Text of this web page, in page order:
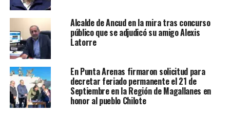
Alcalde de Ancud en la mira tras concurso
público que se adjudicó su amigo Alexis
Latorre
En Punta Arenas firmaron solicitud para
decretar feriado permanente el 21 de
Septiembre en la Región de Magallanes en
honor al pueblo Chilote